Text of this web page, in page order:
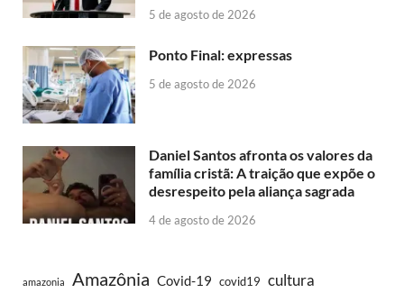
5 de agosto de 2026
Ponto Final: expressas
5 de agosto de 2026
Daniel Santos afronta os valores da
família cristã: A traição que expõe o
desrespeito pela aliança sagrada
4 de agosto de 2026
amazonia Amazônia Covid-19 covid19 cultura